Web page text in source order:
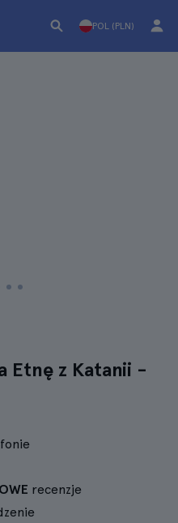
POL (PLN)
Etnę z Katanii -
recenzje